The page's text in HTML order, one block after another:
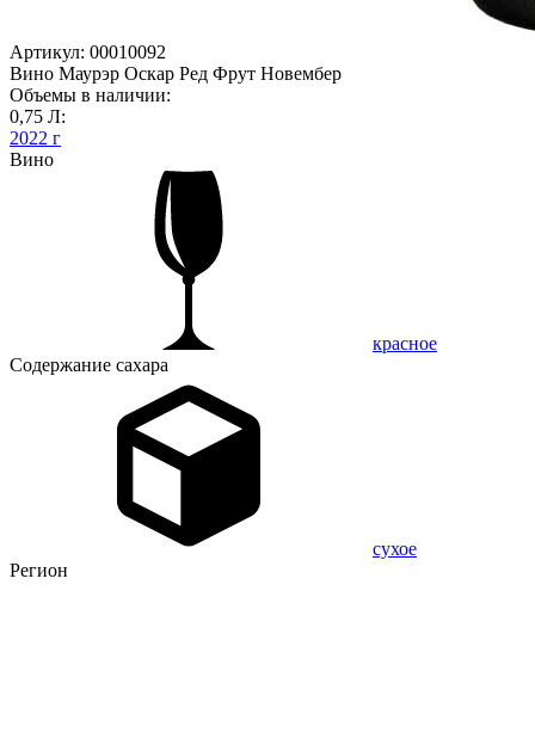
Артикул: 00010092
Вино Маурэр Оскар Ред Фрут Новембер
Объемы в наличии:
0,75 Л:
2022 г
Вино
красное
Содержание сахара
сухое
Регион